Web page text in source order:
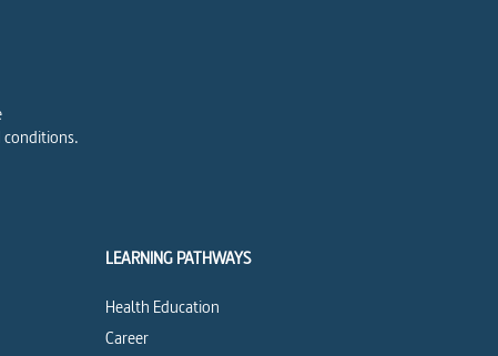
conditions.
LEARNING PATHWAYS
Health Education
Career